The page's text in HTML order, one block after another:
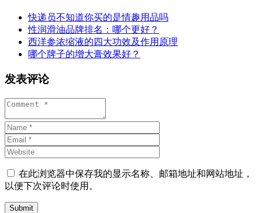
快递员不知道你买的是情趣用品吗
性润滑油品牌排名：哪个更好？
西洋参浓缩液的四大功效及作用原理
哪个牌子的增大膏效果好？
发表评论
在此浏览器中保存我的显示名称、邮箱地址和网站地址，
以便下次评论时使用。
Submit